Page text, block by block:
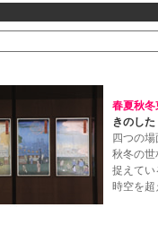
春夏秋冬
きのした
四つの
秋冬の世
捉えてい
時空を